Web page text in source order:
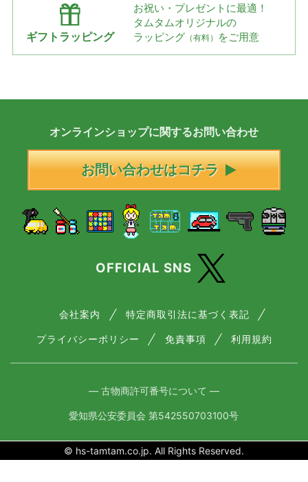
ギフトラッピング
お祝い・プレゼントに最適！
タムタムオリジナルの
ラッピング （有料） をご用意
オンラインショップに関するお問い合わせ
お問い合わせはコチラ
OFFICIAL SNS
会社案内 特定商取引法に基づく表記
プライバシーポリシー 免責事項 利用規約
― 古物商許可番号について ―
愛知県公安委員会 第542550703100号
© hs-tamtam.co.jp. All Rights Reserved.